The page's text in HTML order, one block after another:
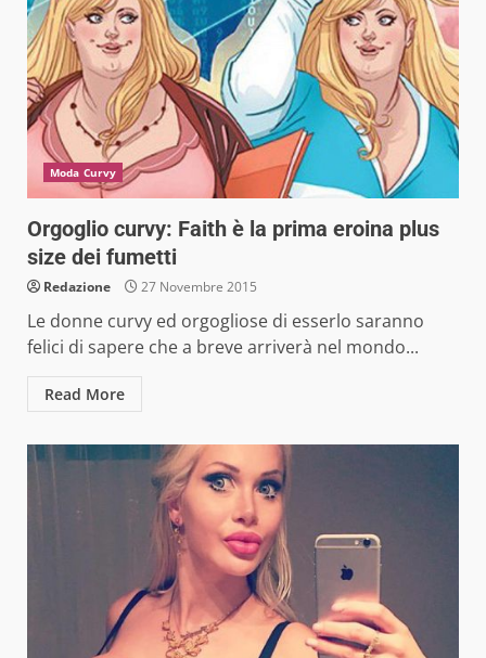
Moda Curvy
Orgoglio curvy: Faith è la prima eroina plus
size dei fumetti
Redazione 27 Novembre 2015
Le donne curvy ed orgogliose di esserlo saranno
felici di sapere che a breve arriverà nel mondo...
Read More